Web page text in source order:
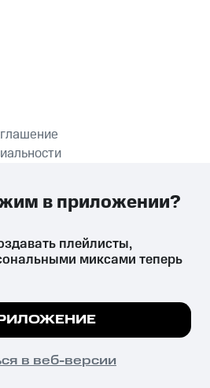
ПРИЛОЖЕНИЕ
аналогов причиняет вред здоровью,
и влечёт установленную
чтобы на сайте все
ПОНЯТНО
плейлисты,
миксами теперь
в веб-версии